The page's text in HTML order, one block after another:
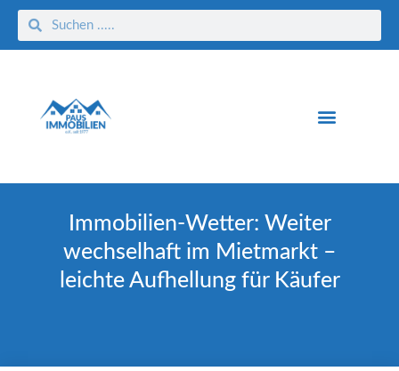
Immobilien-Wetter: Weiter
wechselhaft im Mietmarkt –
leichte Aufhellung für Käufer